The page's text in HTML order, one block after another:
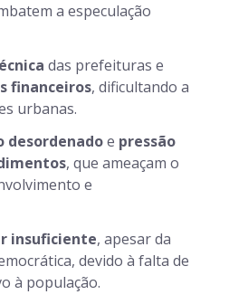
a especulação
das prefeituras e
financeiros, dificultando a
urbanas.
desordenadoe pressão
, que ameaçam o
e
insuficiente, apesar da
devido à falta de
à população.